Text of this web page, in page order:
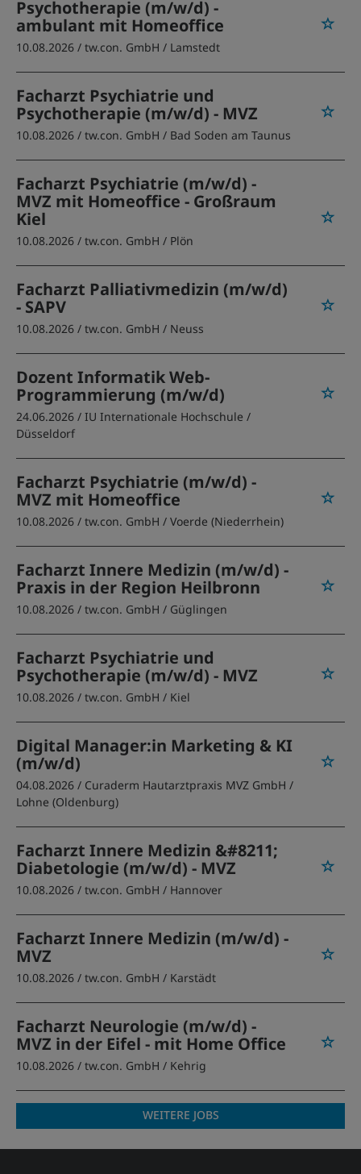
Psychotherapie (m/w/d) -
ambulant mit Homeoffice
10.08.2026 / tw.con. GmbH / Lamstedt
Facharzt Psychiatrie und
Psychotherapie (m/w/d) - MVZ
10.08.2026 / tw.con. GmbH / Bad Soden am Taunus
Facharzt Psychiatrie (m/w/d) -
MVZ mit Homeoffice - Großraum
Kiel
10.08.2026 / tw.con. GmbH / Plön
Facharzt Palliativmedizin (m/w/d)
- SAPV
10.08.2026 / tw.con. GmbH / Neuss
Dozent Informatik Web-
Programmierung (m/w/d)
24.06.2026 / IU Internationale Hochschule /
Düsseldorf
Facharzt Psychiatrie (m/w/d) -
MVZ mit Homeoffice
10.08.2026 / tw.con. GmbH / Voerde (Niederrhein)
Facharzt Innere Medizin (m/w/d) -
Praxis in der Region Heilbronn
10.08.2026 / tw.con. GmbH / Güglingen
Facharzt Psychiatrie und
Psychotherapie (m/w/d) - MVZ
10.08.2026 / tw.con. GmbH / Kiel
Digital Manager:in Marketing & KI
(m/w/d)
04.08.2026 / Curaderm Hautarztpraxis MVZ GmbH /
Lohne (Oldenburg)
Facharzt Innere Medizin &#8211;
Diabetologie (m/w/d) - MVZ
10.08.2026 / tw.con. GmbH / Hannover
Facharzt Innere Medizin (m/w/d) -
MVZ
10.08.2026 / tw.con. GmbH / Karstädt
Facharzt Neurologie (m/w/d) -
MVZ in der Eifel - mit Home Office
10.08.2026 / tw.con. GmbH / Kehrig
WEITERE JOBS